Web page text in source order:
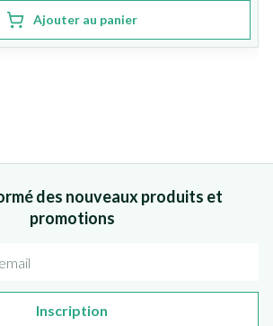
Ajouter au panier
des nouveaux produits et
promotions
Inscription